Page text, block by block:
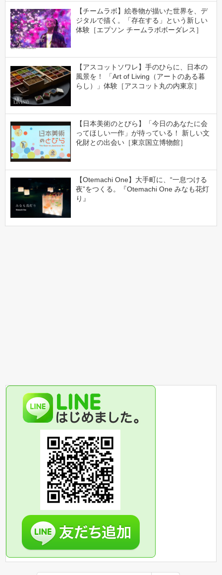
【チームラボ】絵巻物が描いた世界を、デ
ジタルで描く。「存在する」という新しい
体験［エプソン チームラボボーダレス］
【アスコットソワレ】手のひらに、日本の
風景を！ 「Art of Living（アートのある暮
らし）」体験［アスコット丸の内東京］
【日本美術のとびら】「今日のあなたに会
ってほしい一作」が待っている！ 新しい文
化財との出会い［東京国立博物館］
【Otemachi One】大手町に、“一息つける
夜”をつくる。『Otemachi One みなも花灯
り』